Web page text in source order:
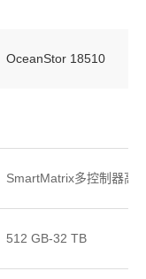
OceanStor 18510
SmartMatrix多控制器高
512 GB-32 TB